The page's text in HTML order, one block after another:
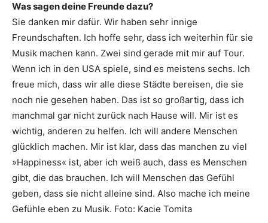
Was sagen deine Freunde dazu?
Sie danken mir dafür. Wir haben sehr innige
Freundschaften. Ich hoffe sehr, dass ich weiterhin für sie
Musik machen kann. Zwei sind gerade mit mir auf Tour.
Wenn ich in den USA spiele, sind es meistens sechs. Ich
freue mich, dass wir alle diese Städte bereisen, die sie
noch nie gesehen haben. Das ist so großartig, dass ich
manchmal gar nicht zurück nach Hause will. Mir ist es
wichtig, anderen zu helfen. Ich will andere Menschen
glücklich machen. Mir ist klar, dass das manchen zu viel
»Happiness« ist, aber ich weiß auch, dass es Menschen
gibt, die das brauchen. Ich will Menschen das Gefühl
geben, dass sie nicht alleine sind. Also mache ich meine
Gefühle eben zu Musik. Foto: Kacie Tomita